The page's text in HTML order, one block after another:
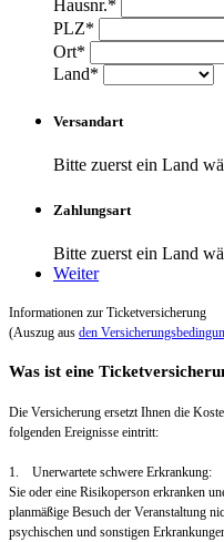
Hausnr.*
PLZ*
Ort*
Land*
Versandart
Bitte zuerst ein Land
Zahlungsart
Bitte zuerst ein Land
Weiter
Informationen zur Ticketversicherung
(Auszug aus den
Was ist eine
Die Versicherung ersetzt Ihnen die
folgenden Ereignisse eintritt:
1. Unerwartete schwere Erkrankung:
Sie oder eine Risikoperson erkranken
planmäßige Besuch der Veranstaltung
psychischen und sonstigen